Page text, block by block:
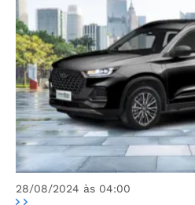
28/08/2024 às 04:00